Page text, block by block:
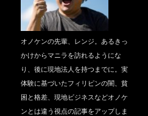
オノケンの先輩、レンジ。あるきっ
かけからマニラを訪れるようにな
り、後に現地法人を持つまでに。実
体験に基づいたフィリピンの闇、貧
困と格差、現地ビジネスなどオノケ
ンとは違う視点の記事をアップしま